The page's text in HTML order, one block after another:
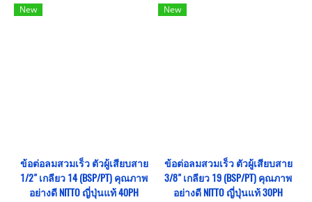
New
ข้อต่อลมสวมเร็ว ตัวผู้เสียบสาย
1/2" เกลียว 14 (BSP/PT) คุณภาพ
อย่างดี NITTO ญี่ปุ่นแท้ 40PH
New
ข้อต่อลมสวมเร็ว ตัวผู้เสียบสาย
3/8" เกลียว 19 (BSP/PT) คุณภาพ
อย่างดี NITTO ญี่ปุ่นแท้ 30PH